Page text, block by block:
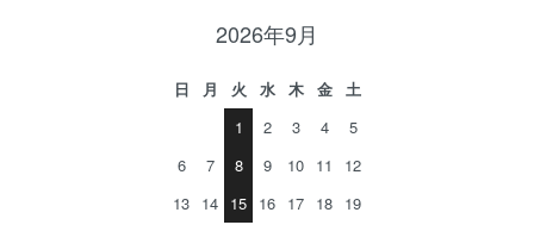
2026年9月
日 月 火 水 木 金
土
1
2 3 4
5
6
7 8 9 10 11
12
13 14 15 16 17 18 19